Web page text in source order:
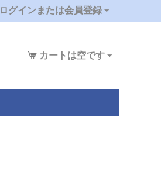
ログインまたは会員登録
カートは空です